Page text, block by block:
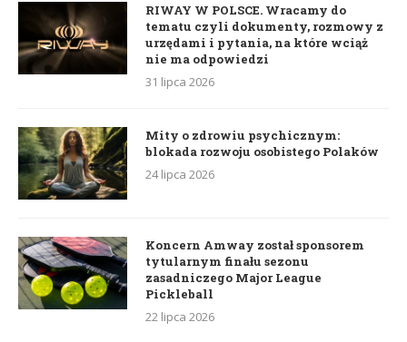
RIWAY W POLSCE. Wracamy do
tematu czyli dokumenty, rozmowy z
urzędami i pytania, na które wciąż
nie ma odpowiedzi
31 lipca 2026
Mity o zdrowiu psychicznym:
blokada rozwoju osobistego Polaków
24 lipca 2026
Koncern Amway został sponsorem
tytularnym finału sezonu
zasadniczego Major League
Pickleball
22 lipca 2026